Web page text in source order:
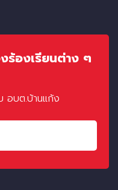
ร้องเรียนต่าง ๆ
อบต.บ้านแก้ง